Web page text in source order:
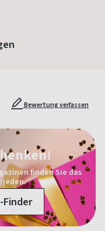
Bewertung verfassen
finden Sie das
jeden.
Finder